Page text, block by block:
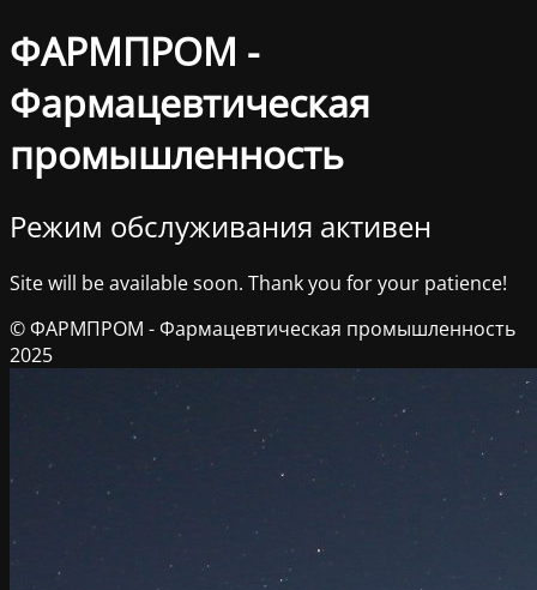
ФАРМПРОМ -
Фармацевтическая
промышленность
Режим обслуживания активен
Site will be available soon. Thank you for your patience!
© ФАРМПРОМ - Фармацевтическая промышленность
2025